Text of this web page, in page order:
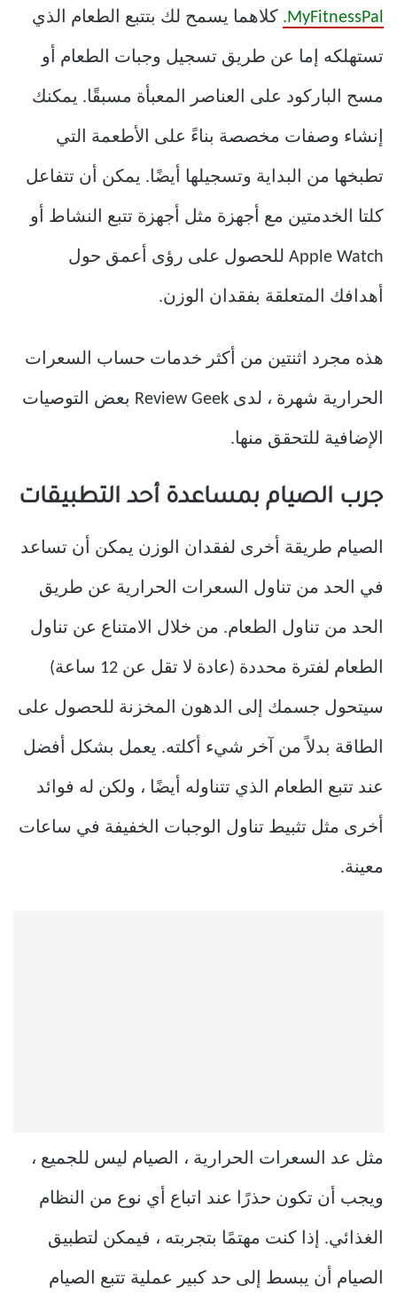
MyFitnessPal. كلاهما يسمح لك بتتبع الطعام الذي
تستهلكه إما عن طريق تسجيل وجبات الطعام أو
مسح الباركود على العناصر المعبأة مسبقًا. يمكنك
إنشاء وصفات مخصصة بناءً على الأطعمة التي
تطبخها من البداية وتسجيلها أيضًا. يمكن أن تتفاعل
كلتا الخدمتين مع أجهزة مثل أجهزة تتبع النشاط أو
Apple Watch للحصول على رؤى أعمق حول
أهدافك المتعلقة بفقدان الوزن.
هذه مجرد اثنتين من أكثر خدمات حساب السعرات
الحرارية شهرة ، لدى Review Geek بعض التوصيات
الإضافية للتحقق منها.
جرب الصيام بمساعدة أحد التطبيقات
الصيام طريقة أخرى لفقدان الوزن يمكن أن تساعد
في الحد من تناول السعرات الحرارية عن طريق
الحد من تناول الطعام. من خلال الامتناع عن تناول
الطعام لفترة محددة (عادة لا تقل عن 12 ساعة)
سيتحول جسمك إلى الدهون المخزنة للحصول على
الطاقة بدلاً من آخر شيء أكلته. يعمل بشكل أفضل
عند تتبع الطعام الذي تتناوله أيضًا ، ولكن له فوائد
أخرى مثل تثبيط تناول الوجبات الخفيفة في ساعات
معينة.
مثل عد السعرات الحرارية ، الصيام ليس للجميع ،
ويجب أن تكون حذرًا عند اتباع أي نوع من النظام
الغذائي. إذا كنت مهتمًا بتجربته ، فيمكن لتطبيق
الصيام أن يبسط إلى حد كبير عملية تتبع الصيام